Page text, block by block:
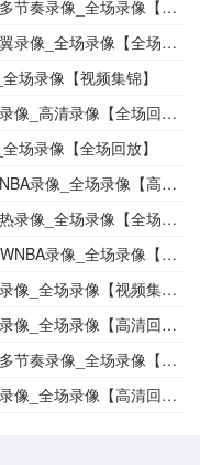
像_全场录像【全场回放】
_全场录像【全场回放】
场录像【视频集锦】
_高清录像【全场回放】
场录像【全场回放】
_全场录像【高清回放】
_全场录像【全场回放】
像_全场录像【视频集锦】
_全场录像【视频集锦】
_全场录像【高清回放】
像_全场录像【视频集锦】
_全场录像【高清回放】